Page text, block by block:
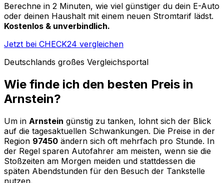
Berechne in 2 Minuten, wie viel günstiger du dein E-Auto
oder deinen Haushalt mit einem neuen Stromtarif lädst.
Kostenlos & unverbindlich.
Jetzt bei CHECK24 vergleichen
Deutschlands großes Vergleichsportal
Wie finde ich den besten Preis in
Arnstein?
Um in Arnstein günstig zu tanken, lohnt sich der Blick
auf die tagesaktuellen Schwankungen. Die Preise in der
Region 97450 ändern sich oft mehrfach pro Stunde. In
der Regel sparen Autofahrer am meisten, wenn sie die
Stoßzeiten am Morgen meiden und stattdessen die
späten Abendstunden für den Besuch der Tankstelle
nutzen.